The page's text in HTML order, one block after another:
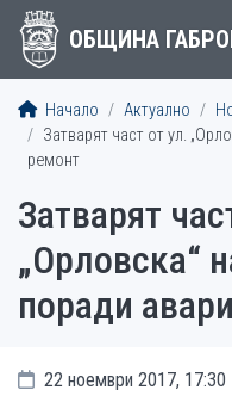
ОБЩИНА
Начало Актуално
Затварят част от ул.
ремонт
Затварят
„Орловска“
поради
22 ноември 2017, 17:30